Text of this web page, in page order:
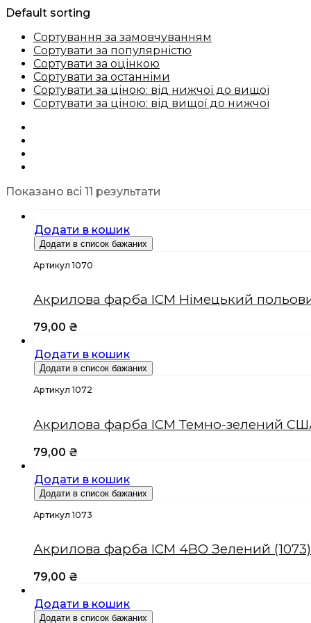
Default sorting
Сортування за замовчуванням
Сортувати за популярністю
Сортувати за оцінкою
Сортувати за останніми
Сортувати за ціною: від нижчої до вищої
Сортувати за ціною: від вищої до нижчої
Показано всі 11 результати
Додати в кошик
Додати в список бажаних
Артикул 1070
Акрилова фарба ICM Німецький
79,00 ₴
Додати в кошик
Додати в список бажаних
Артикул 1072
Акрилова фарба ICM Темно-зелений
79,00 ₴
Додати в кошик
Додати в список бажаних
Артикул 1073
Акрилова фарба ICM 4BO Зелений (1073)
79,00 ₴
Додати в кошик
Додати в список бажаних